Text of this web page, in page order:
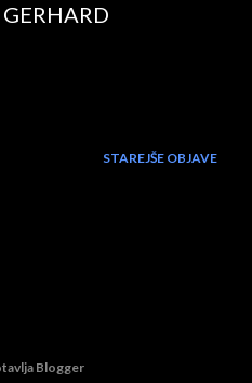
STAREJŠE OBJAVE
Blogger